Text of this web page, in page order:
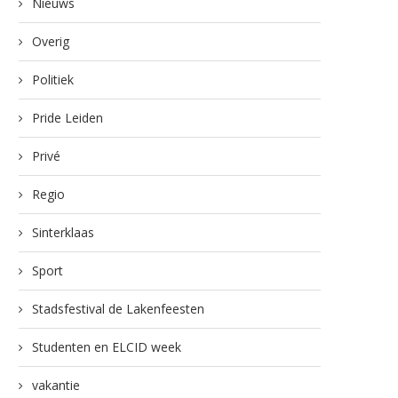
Overig
Politiek
Pride Leiden
Privé
Regio
Sinterklaas
Sport
Stadsfestival de Lakenfeesten
Studenten en ELCID week
vakantie